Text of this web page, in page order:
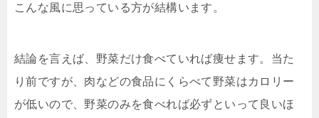
こんな風に思っている方が結構います。
結論を言えば、野菜だけ食べていれば痩せます。当た
り前ですが、肉などの食品にくらべて野菜はカロリー
が低いので、野菜のみを食べれば必ずといって良いほ